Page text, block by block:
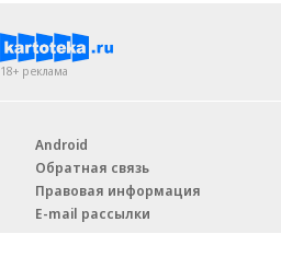
18+ реклама
Android
Обратная связь
Правовая информация
E-mail рассылки